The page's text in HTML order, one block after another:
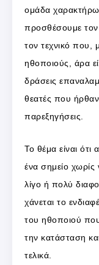
ομάδα
προσθέσουμε τον
τον τεχνικό που,
ηθοποιούς, άρα
δράσεις
θεατές που
παρεξηγήσεις.
Το θέμα είναι
ένα σημείο χωρίς
λίγο ή πολύ
χάνεται το
του ηθοποιού
την κατάσταση
τελικά.